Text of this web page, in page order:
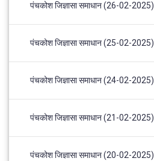
पंचकोश जिज्ञासा समाधान (26-02-2025)
पंचकोश जिज्ञासा समाधान (25-02-2025)
पंचकोश जिज्ञासा समाधान (24-02-2025)
पंचकोश जिज्ञासा समाधान (21-02-2025)
पंचकोश जिज्ञासा समाधान (20-02-2025)